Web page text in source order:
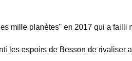
mille planètes" en 2017 qui a
les espoirs de Besson de rivaliser